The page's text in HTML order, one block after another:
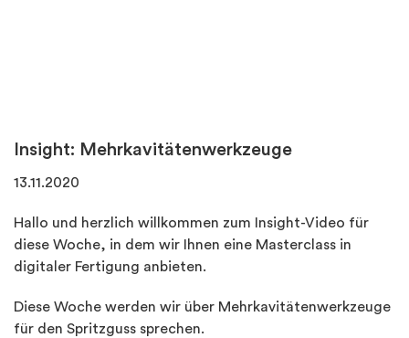
Insight: Mehrkavitätenwerkzeuge
13.11.2020
Hallo und herzlich willkommen zum Insight-Video für
diese Woche, in dem wir Ihnen eine Masterclass in
digitaler Fertigung anbieten.
Diese Woche werden wir über Mehrkavitätenwerkzeuge
für den Spritzguss sprechen.